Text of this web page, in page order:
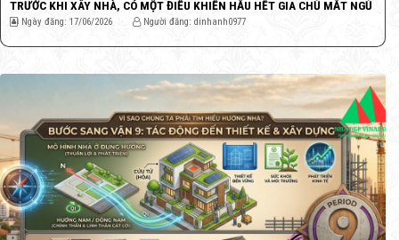
TRƯỚC KHI XÂY NHÀ, CÓ MỘT ĐIỀU KHIẾN HẦU HẾT GIA CHỦ MẤT NGỦ
Ngày đăng: 17/06/2026 Người đăng: dinhanh0977